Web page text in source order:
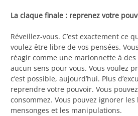
La claque finale : reprenez votre
Réveillez-vous. C’est exactement ce
voulez être libre de vos pensées.
réagir comme une marionnette à
aucun sens pour vous. Vous voulez
c’est possible, aujourd’hui. Plus
reprendre votre pouvoir. Vous
consommez. Vous pouvez ignorer
mensonges et les manipulations.